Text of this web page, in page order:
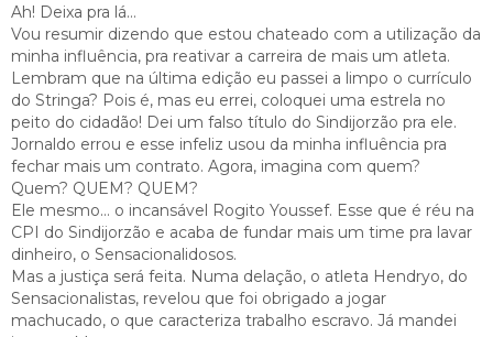
Ah! Deixa pra lá…
Vou resumir dizendo que estou chateado com a utilização da
minha influência, pra reativar a carreira de mais um atleta.
Lembram que na última edição eu passei a limpo o currículo
do Stringa? Pois é, mas eu errei, coloquei uma estrela no
peito do cidadão! Dei um falso título do Sindijorzão pra ele.
Jornaldo errou e esse infeliz usou da minha influência pra
fechar mais um contrato. Agora, imagina com quem?
Quem? QUEM? QUEM?
Ele mesmo… o incansável Rogito Youssef. Esse que é réu na
CPI do Sindijorzão e acaba de fundar mais um time pra lavar
dinheiro, o Sensacionalidosos.
Mas a justiça será feita. Numa delação, o atleta Hendryo, do
Sensacionalistas, revelou que foi obrigado a jogar
machucado, o que caracteriza trabalho escravo. Já mandei